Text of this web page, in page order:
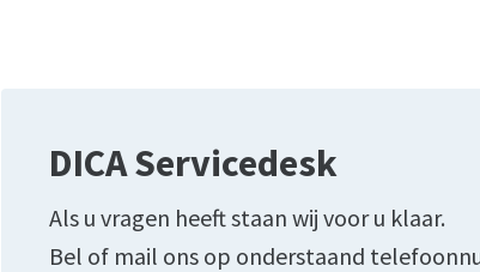
DICA Servicedesk
Als u vragen heeft staan wij voor u klaar.
Bel of mail ons op onderstaand